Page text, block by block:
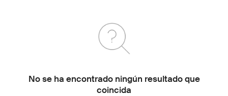
No se ha encontrado ningún resultado que
coincida